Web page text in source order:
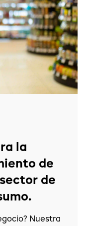
la
de
de
Nuestra